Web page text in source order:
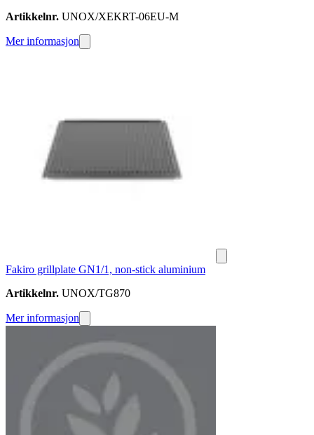
Artikkelnr. UNOX/XEKRT-06EU-M
Mer informasjon
Fakiro grillplate GN1/1, non-stick aluminium
Artikkelnr. UNOX/TG870
Mer informasjon